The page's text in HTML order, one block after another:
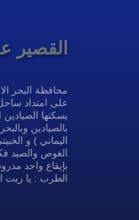
القصير
محافظة البحر
على امتداد
يسكنها
بالصيادين
اليماني ) و
الغوص والصيد
بإيقاع واحد
الطرب : يا ريت